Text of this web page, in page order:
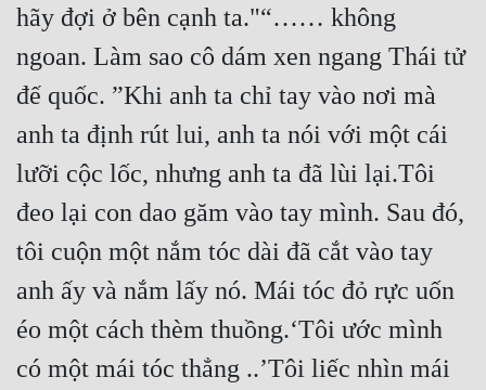
Huyền Nghi
Huyền Ảo
Hài Hước
Hệ Thống
Học Đường
Khoa Huyễn
Khoa Huyễn Không Gian
Kiếm Hiệp
hãy đợi ở bên cạnh ta."“…… không
ngoan. Làm sao cô dám xen ngang Thái tử
đế quốc. ”Khi anh ta chỉ tay vào nơi mà
anh ta định rút lui, anh ta nói với một cái
lưỡi cộc lốc, nhưng anh ta đã lùi lại.Tôi
đeo lại con dao găm vào tay mình. Sau đó,
tôi cuộn một nắm tóc dài đã cắt vào tay
anh ấy và nắm lấy nó. Mái tóc đỏ rực uốn
éo một cách thèm thuồng.‘Tôi ước mình
có một mái tóc thẳng ..’Tôi liếc nhìn mái